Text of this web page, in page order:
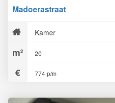
Madoerastraat
Kamer
20
774 p/m